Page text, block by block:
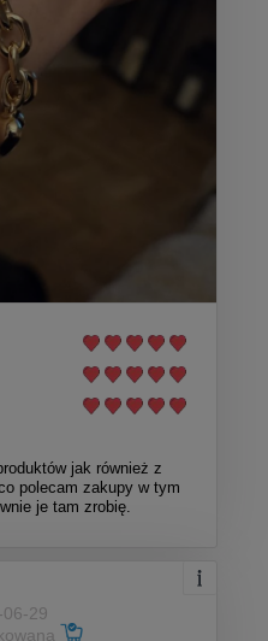
jak również z
polecam zakupy w tym
je tam zrobię.
29